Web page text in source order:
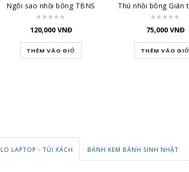
Ngôi sao nhồi bông TBNS
120,000 VNĐ
THÊM VÀO GIỎ
75,000 VNĐ
THÊM VÀO GIỎ
LAPTOP - TÚI XÁCH BÁNH KEM BÁNH SINH NHẬT